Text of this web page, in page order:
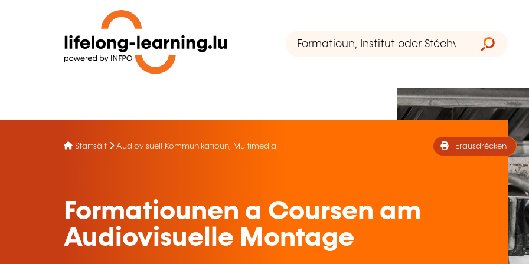
Startsäit Audiovisuell Kommunikatioun, Multimedia Erausdrécken
Formatiounen a Coursen am
Audiovisuelle Montage